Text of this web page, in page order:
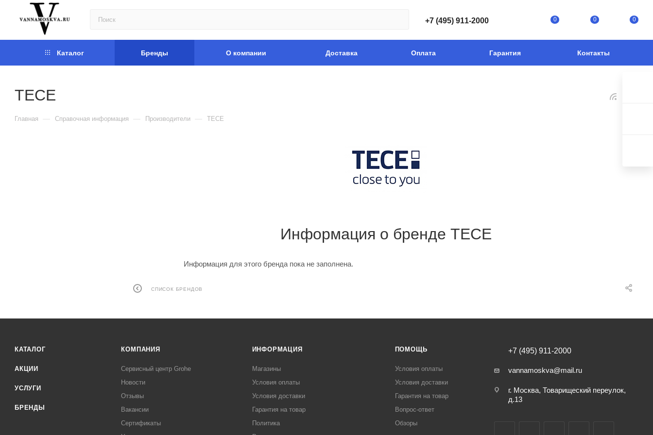
+7 (495) 911-2000 0 0 0
Каталог Бренды О компании Доставка Оплата Гарантия Контакты
TECE
Главная — Справочная информация — Производители — TECE
Информация о бренде TECE
Информация для этого бренда пока не заполнена.
СПИСОК БРЕНДОВ
КАТАЛОГ
АКЦИИ
УСЛУГИ
БРЕНДЫ
КОМПАНИЯ
Сервисный центр Grohe
Новости
Отзывы
Вакансии
Сертификаты
ИНФОРМАЦИЯ
Магазины
Условия оплаты
Условия доставки
Гарантия на товар
Политика
ПОМОЩЬ
Условия оплаты
Условия доставки
Гарантия на товар
Вопрос-ответ
Обзоры
+7 (495) 911-2000
vannamoskva@mail.ru
г. Москва, Товарищеский переулок,
д.13